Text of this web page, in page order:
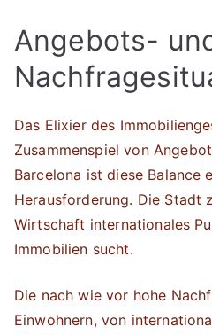
Angebots-
Das Elixier des
Zusammenspiel von
Barcelona ist diese Balance
Herausforderung. Die Stadt
Wirtschaft internationales
Immobilien sucht.
Die nach wie vor hohe
Einwohnern, von